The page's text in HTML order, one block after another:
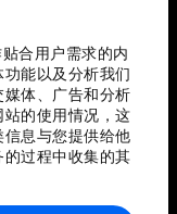
合用户需求的内
能以及分析我们
体、广告和分析
的使用情况，这
息与您提供给他
过程中收集的其